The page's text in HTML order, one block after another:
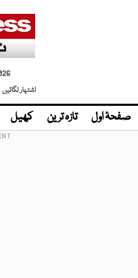
اشتہار لگائیں |
صفحۂ اول تازہ ترین کھیل